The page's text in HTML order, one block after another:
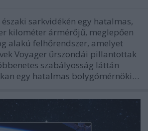
sarkvidékén egy hatalmas,
kilométer ármérőjű, meglepően
alakú felhőrendszer, amelyet
Voyager űrszondái pillantottak
szabályosság láttán
egy hatalmas bolygómérnöki…